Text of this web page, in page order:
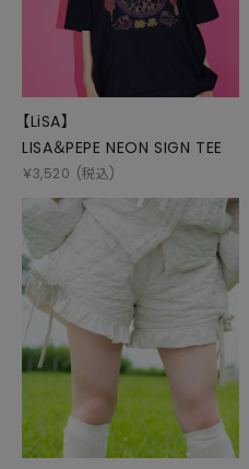
【LiSA】
LISA＆PEPE NEON SIGN TEE
￥3,520 (税込)